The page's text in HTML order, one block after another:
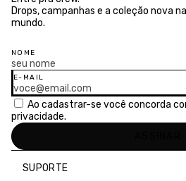
Drops, campanhas e a coleção nova
mundo.
NOME
E-MAIL
Ao cadastrar-se você concorda
privacidade.
SUPORTE